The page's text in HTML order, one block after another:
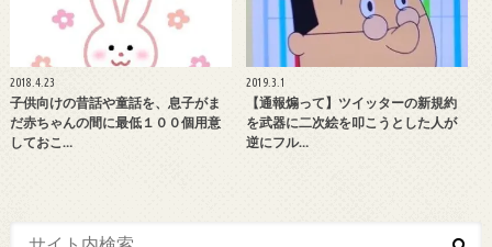
2018.4.23
子供向けの昔話や童話を、息子がま
だ赤ちゃんの間に最低１００個用意
しておこ…
2019.3.1
【通報煽って】ツイッターの新規約
を武器に二次絵を叩こうとした人が
逆にフル…